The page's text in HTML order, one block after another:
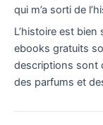
qui m’a sorti de
L’histoire est
ebooks gratuits
descriptions sont
des parfums et